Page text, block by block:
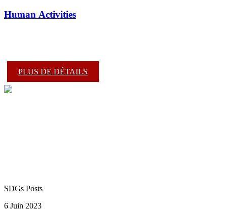
Human Activities
PLUS DE DÉTAILS
SDGs Posts
6 Juin 2023